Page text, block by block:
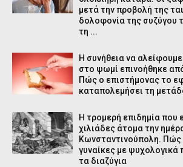
μετά την προβολή της
δολοφονία της συζύγου
τη ...
Η συνήθεια να
στο ψωμί επινοήθηκε
Πώς ο επιστήμονας το
καταπολεμήσει τη
Η τρομερή επιδημία που
χιλιάδες άτομα την
Κωνσταντινούπολη. Πώς
γυναίκες με
τα διαζύγια